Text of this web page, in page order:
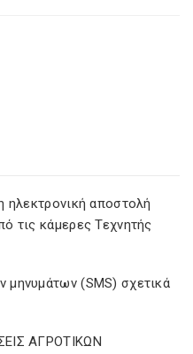
ηλεκτρονική αποστολή
τις κάμερες Τεχνητής
μηνυμάτων (SMS) σχετικά
ΑΓΡΟΤΙΚΩΝ